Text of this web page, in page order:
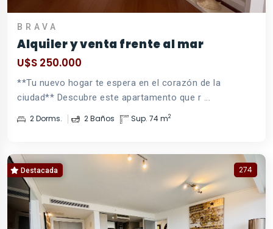
BRAVA
Alquiler y venta frente al mar
U$S 250.000
**Tu nuevo hogar te espera en el corazón de la
ciudad** Descubre este apartamento que r ...
2 Dorms. 2 Baños Sup. 74 m2
Destacada 274